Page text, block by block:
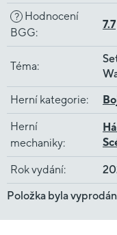
? Hodnocení
BGG:
7.7
Téma:
Herní kategorie:
Herní
mechaniky:
Rok vydání:
Položka byla